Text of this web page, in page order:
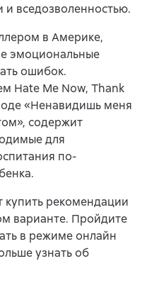
и вседозволенностью.
в Америке,
эмоциональные
ошибок.
Hate Me Now, Thank
«Ненавидишь меня
содержит
для
по-
купить рекомендации
варианте. Пройдите
в режиме онлайн
узнать об